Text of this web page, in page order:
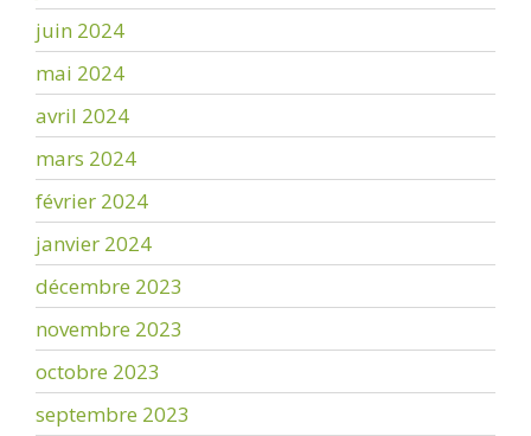
juin 2024
mai 2024
avril 2024
mars 2024
février 2024
janvier 2024
décembre 2023
novembre 2023
octobre 2023
septembre 2023